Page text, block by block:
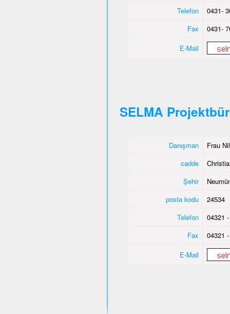
Telefon
0431-
Fax
0431-
E-Mail
SELMA
Danışman
Frau
cadde
Şehir
posta kodu
24534
Telefon
04321
Fax
04321
E-Mail